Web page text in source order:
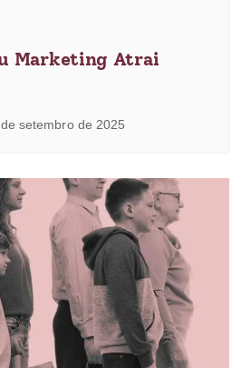
Marketing Atrai
setembro de 2025